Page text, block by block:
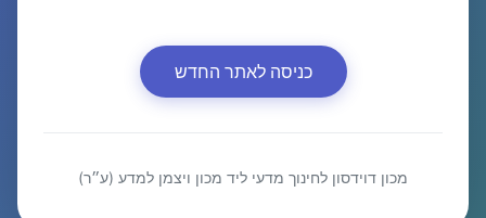
כניסה לאתר החדש
מכון דוידסון לחינוך מדעי ליד מכון ויצמן למדע (ע״ר)